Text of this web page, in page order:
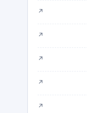
↗
↗
↗
↗
↗